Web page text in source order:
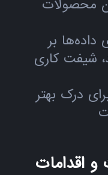
محصولات
داده‌ها بر
شیفت کاری
درک بهتر
و اقدامات